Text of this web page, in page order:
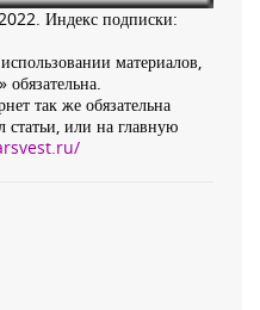
Индекс подписки:
материалов,
обязательна.
так же обязательна
статьи, или на главную